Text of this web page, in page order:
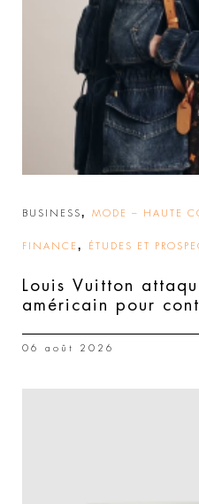
BUSINESS, MODE – HAUTE
FINANCE , ÉTUDES ET
Louis Vuitton
américain pour
06 août 2026